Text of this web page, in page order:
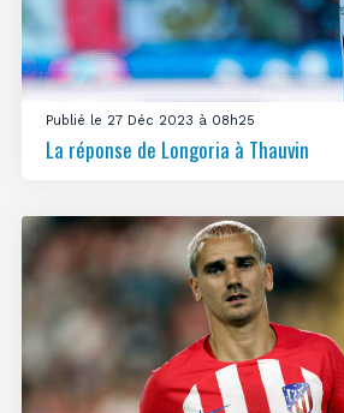
Publié le 27 Déc 2023 à 08h25
La réponse de Longoria à Thauvin